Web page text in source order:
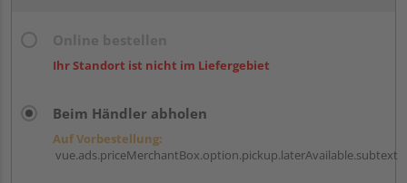
Ihr Standort ist nicht im Liefergebiet
Beim Händler abholen
Auf Vorbestellung:
vue.ads.priceMerchantBox.option.pickup.laterAvailable.subtext